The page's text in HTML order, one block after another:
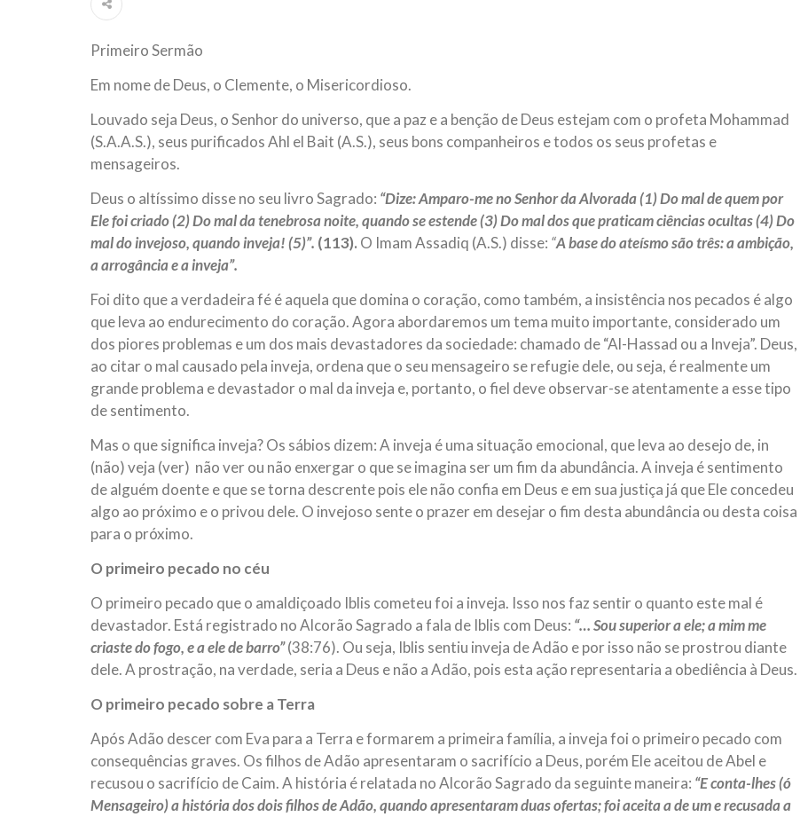
Hejrita. Desejamos a todos os
10 DE NOVEMBRO DE 2013
Em nome de Deus, o Clemente, o Misericordioso! Diante da data em que
Hussein Ibn Ali Ibn Abi Táleb (A.S.), conhecido por “Zein Al-Ábidin” (Formosura
Centro Islâmico no
Relações Exteriores
Na noite da quinta-feira, 03 de
sede, em São Paulo, o ex-
do Irã, Sr. Kamal Kharrazi, que
Primeiro Sermão
Em nome de Deus, o Clemente, o Misericordioso.
Louvado seja Deus, o Senhor do universo, que a paz e a benção de Deus estejam com o profeta Mohammad
(S.A.A.S.), seus purificados Ahl el Bait (A.S.), seus bons companheiros e todos os seus profetas e
mensageiros.
Deus o altíssimo disse no seu livro Sagrado: “Dize: Amparo-me no Senhor da Alvorada (1) Do mal de quem por
Ele foi criado (2) Do mal da tenebrosa noite, quando se estende (3) Do mal dos que praticam ciências ocultas (4) Do
mal do invejoso, quando inveja! (5)”. (113). O Imam Assadiq (A.S.) disse: “A base do ateísmo são três: a ambição,
a arrogância e a inveja”.
Foi dito que a verdadeira fé é aquela que domina o coração, como também, a insistência nos pecados é algo
que leva ao endurecimento do coração. Agora abordaremos um tema muito importante, considerado um
dos piores problemas e um dos mais devastadores da sociedade: chamado de “Al-Hassad ou a Inveja”. Deus,
ao citar o mal causado pela inveja, ordena que o seu mensageiro se refugie dele, ou seja, é realmente um
grande problema e devastador o mal da inveja e, portanto, o fiel deve observar-se atentamente a esse tipo
de sentimento.
Mas o que significa inveja? Os sábios dizem: A inveja é uma situação emocional, que leva ao desejo de, in
(não) veja (ver) não ver ou não enxergar o que se imagina ser um fim da abundância. A inveja é sentimento
de alguém doente e que se torna descrente pois ele não confia em Deus e em sua justiça já que Ele concedeu
algo ao próximo e o privou dele. O invejoso sente o prazer em desejar o fim desta abundância ou desta coisa
para o próximo.
O primeiro pecado no céu
O primeiro pecado que o amaldiçoado Iblis cometeu foi a inveja. Isso nos faz sentir o quanto este mal é
devastador. Está registrado no Alcorão Sagrado a fala de Iblis com Deus: “… Sou superior a ele; a mim me
criaste do fogo, e a ele de barro”(38:76). Ou seja, Iblis sentiu inveja de Adão e por isso não se prostrou diante
dele. A prostração, na verdade, seria a Deus e não a Adão, pois esta ação representaria a obediência à Deus.
O primeiro pecado sobre a Terra
Após Adão descer com Eva para a Terra e formarem a primeira família, a inveja foi o primeiro pecado com
consequências graves. Os filhos de Adão apresentaram o sacrifício a Deus, porém Ele aceitou de Abel e
recusou o sacrifício de Caim. A história é relatada no Alcorão Sagrado da seguinte maneira: “E conta-lhes (ó
Mensageiro) a história dos dois filhos de Adão, quando apresentaram duas ofertas; foi aceita a de um e recusada a